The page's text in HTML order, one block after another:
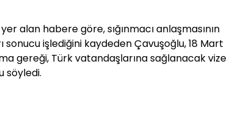
alan habere göre, sığınmacı anlaşmasının
sonucu işlediğini kaydeden Çavuşoğlu, 18 Mart
gereği, Türk vatandaşlarına sağlanacak vize
söyledi.